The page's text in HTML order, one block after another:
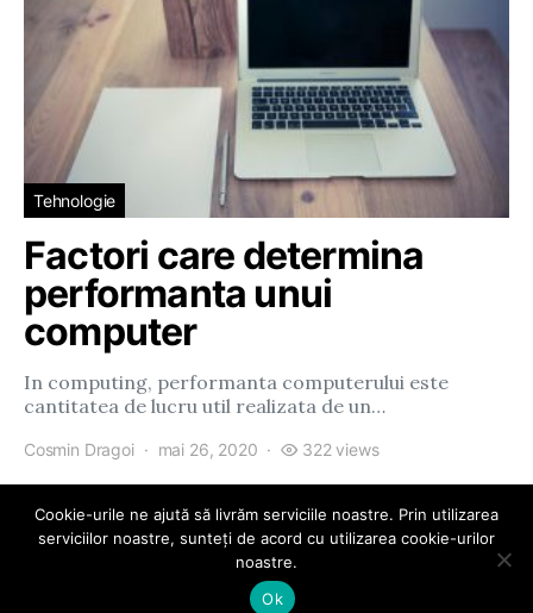
Tehnologie
Factori care determina
performanta unui
computer
In computing, performanta computerului este
cantitatea de lucru util realizata de un…
Cosmin Dragoi mai 26, 2020 322 views
eParty
Cookie-urile ne ajută să livrăm serviciile noastre. Prin utilizarea
serviciilor noastre, sunteți de acord cu utilizarea cookie-urilor
noastre.
Ok